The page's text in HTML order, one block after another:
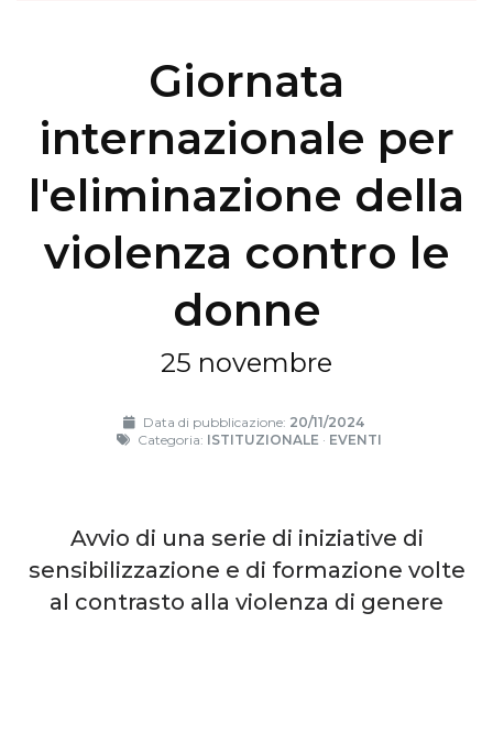
Giornata
internazionale per
l'eliminazione della
violenza contro le
donne
25 novembre
Data di pubblicazione: 20/11/2024
Categoria: ISTITUZIONALE · EVENTI
Avvio di una serie di iniziative di
sensibilizzazione e di formazione volte
al contrasto alla violenza di genere